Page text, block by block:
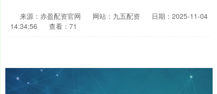
来源：赤盈配资官网 网站：九五配资
日期：2025-11-04
14:34:56
查看：71